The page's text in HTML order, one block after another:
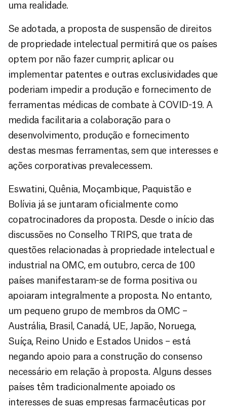
uma realidade.
Se adotada, a proposta de suspensão de direitos
de propriedade intelectual permitirá que os países
optem por não fazer cumprir, aplicar ou
implementar patentes e outras exclusividades que
poderiam impedir a produção e fornecimento de
ferramentas médicas de combate à COVID-19. A
medida facilitaria a colaboração para o
desenvolvimento, produção e fornecimento
destas mesmas ferramentas, sem que interesses e
ações corporativas prevalecessem.
Eswatini, Quênia, Moçambique, Paquistão e
Bolívia já se juntaram oficialmente como
copatrocinadores da proposta. Desde o início das
discussões no Conselho TRIPS, que trata de
questões relacionadas à propriedade intelectual e
industrial na OMC, em outubro, cerca de 100
países manifestaram-se de forma positiva ou
apoiaram integralmente a proposta. No entanto,
um pequeno grupo de membros da OMC –
Austrália, Brasil, Canadá, UE, Japão, Noruega,
Suíça, Reino Unido e Estados Unidos – está
negando apoio para a construção do consenso
necessário em relação à proposta. Alguns desses
países têm tradicionalmente apoiado os
interesses de suas empresas farmacêuticas por